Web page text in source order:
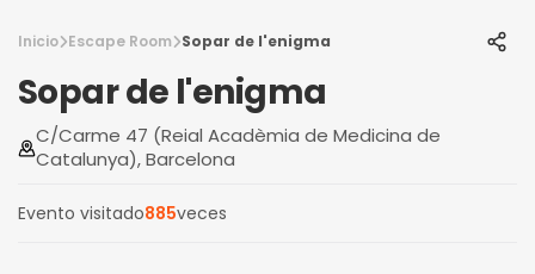
Inicio Escape Room Sopar de l'enigma
Sopar de l'enigma
C/Carme 47 (Reial Acadèmia de Medicina de
Catalunya), Barcelona
Evento visitado885veces